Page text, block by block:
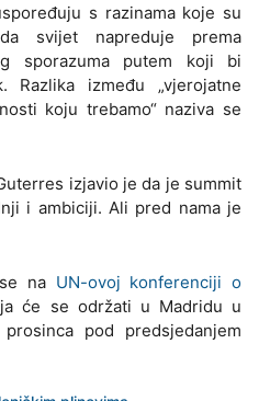
s razinama koje su
svijet napreduje prema
sporazuma putem koji bi
Razlika između „vjerojatne
koju trebamo“ naziva se
izjavio je da je summit
i ambiciji. Ali pred nama je
na UN-ovoj konferenciji o
će se održati u Madridu u
pod predsjedanjem